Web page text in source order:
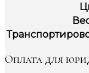
Оплата для